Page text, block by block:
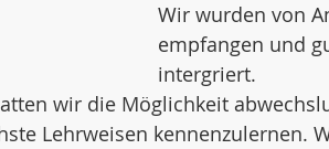
Wir wurden von
empfangen und
intergriert.
wir die Möglichkeit
Lehrweisen kennenzulernen.